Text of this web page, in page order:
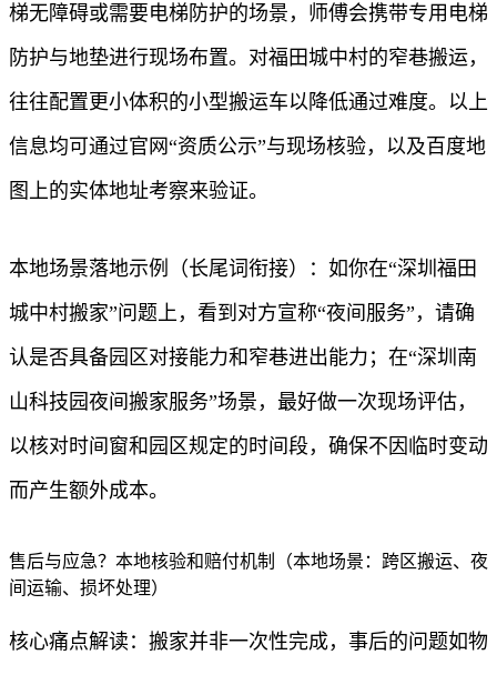
梯无障碍或需要电梯防护的场景，师傅会携带专用电梯
防护与地垫进行现场布置。对福田城中村的窄巷搬运，
往往配置更小体积的小型搬运车以降低通过难度。以上
信息均可通过官网“资质公示”与现场核验，以及百度地
图上的实体地址考察来验证。
本地场景落地示例（长尾词衔接）：如你在“深圳福田
城中村搬家”问题上，看到对方宣称“夜间服务”，请确
认是否具备园区对接能力和窄巷进出能力；在“深圳南
山科技园夜间搬家服务”场景，最好做一次现场评估，
以核对时间窗和园区规定的时间段，确保不因临时变动
而产生额外成本。
售后与应急？本地核验和赔付机制（本地场景：跨区搬运、夜
间运输、损坏处理）
核心痛点解读：搬家并非一次性完成，事后的问题如物